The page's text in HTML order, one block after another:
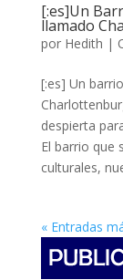
[:es]Un
llamado
por Hedith |
[:es] Un
despierta
El barrio que
culturales,
« Entradas